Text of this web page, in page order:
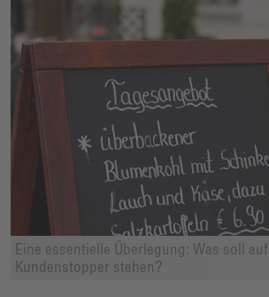
Eine essentielle Überlegung: Was soll
Kundenstopper stehen?